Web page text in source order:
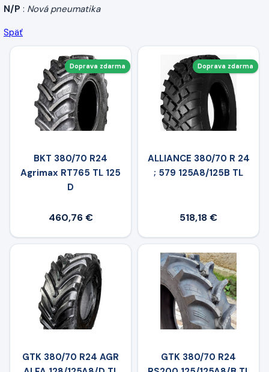
N/P : Nová pneumatika
Späť
Doprava zdarma
BKT 380/70 R24
Agrimax RT765 TL 125
D
460,76 €
Doprava zdarma
ALLIANCE 380/70 R 24
; 579 125A8/125B TL
518,18 €
GTK 380/70 R24 AGR
GTK 380/70 R24